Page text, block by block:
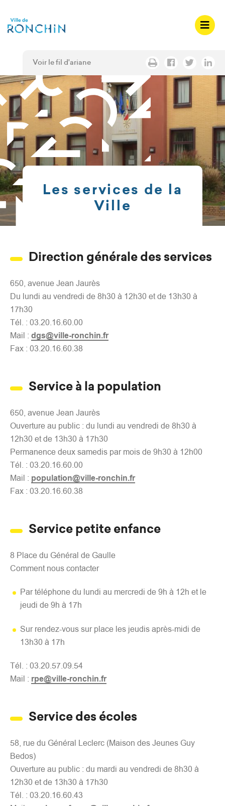
r
a
u
A
c
c
é
d
Voir le fil d'ariane
Les services de la
Ville
Direction générale des services
650, avenue Jean Jaurès
Du lundi au vendredi de 8h30 à 12h30 et de 13h30 à
17h30
Tél. : 03.20.16.60.00
Mail : dgs@ville-ronchin.fr
Fax : 03.20.16.60.38
Service à la population
650, avenue Jean Jaurès
Ouverture au public : du lundi au vendredi de 8h30 à
12h30 et de 13h30 à 17h30
Permanence deux samedis par mois de 9h30 à 12h00
Tél. : 03.20.16.60.00
Mail : population@ville-ronchin.fr
Fax : 03.20.16.60.38
Service petite enfance
8 Place du Général de Gaulle
Comment nous contacter
Par téléphone du lundi au mercredi de 9h à 12h et le
jeudi de 9h à 17h
Sur rendez-vous sur place les jeudis après-midi de
13h30 à 17h
Tél. : 03.20.57.09.54
Mail : rpe@ville-ronchin.fr
Service des écoles
58, rue du Général Leclerc (Maison des Jeunes Guy
Bedos)
Ouverture au public : du mardi au vendredi de 8h30 à
12h30 et de 13h30 à 17h30
Tél. : 03.20.16.60.43